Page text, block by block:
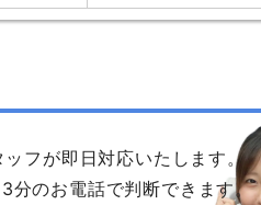
フが即日対応いたします。
分のお電話で判断できます。